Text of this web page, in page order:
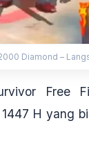
Diamond –
Free
H yang